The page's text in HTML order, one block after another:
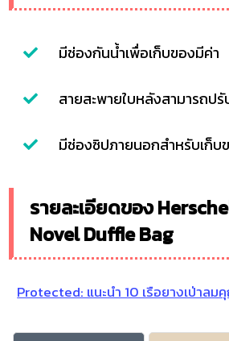
มีช่องกันน้ำเพื่อเก็บของมีค่า
สายสะพายใบหลังสามารถปรั
มีช่องซิปภายนอกสำหรับเก็บ
รายละเอียดของ
Novel Duffle Bag
Protected: แนะนำ 10 เรือยางเป่าล